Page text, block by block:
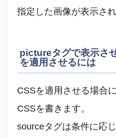
指定した画像が表示され
pictureタグで表示さ
を適用させるには
CSSを適用させる場合
CSSを書きます。
sourceタグは条件に応